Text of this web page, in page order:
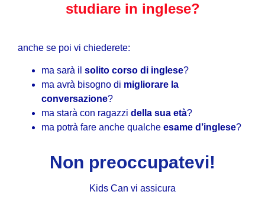
studiare in inglese?
anche se poi vi chiederete:
ma sarà il solito corso di inglese?
ma avrà bisogno di migliorare la
conversazione?
ma starà con ragazzi della sua età?
ma potrà fare anche qualche esame d’inglese?
Non preoccupatevi!
Kids Can vi assicura